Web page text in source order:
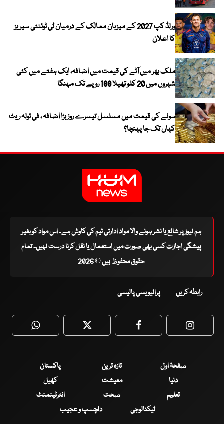
ورلڈ کپ 2027 کے میزبان ممالک کے درمیان ٹی ٹوئنٹی سیریز
کا اعلان
ملک بھر میں آٹے کی قیمت میں اضافہ، ایک ہفتے میں کئی
شہروں میں 20 کلو تھیلا 100 روپے تک مہنگا
سونے کی قیمت میں مسلسل تیسرے روز بڑا اضافہ ، فی تولہ ریٹ
کہاں تک جا پہنچا؟
ہم نیوز پر شائع یا نشر ہونے والا مواد ادارتی ٹیم کی کاوش ہے۔ اس مواد کو بغیر
پیشگی اجازت کسی بھی صورت میں استعمال یا نقل کرنا درست نہیں۔ تمام
حقوق محفوظ ہیں © 2026
رابطہ کریں پرائیویسی پالیسی
WhatsApp Twitter Facebook
صفحۂ اول تازہ ترین
پاکستان
دنیا
معیشت
کھیل
تعلیم
صحت
انٹرٹینمنٹ
ٹیکنالوجی
دلچسپ و عجیب